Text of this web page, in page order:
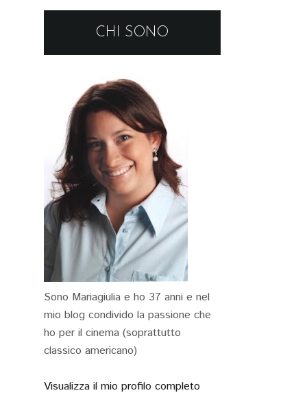
CHI SONO
Sono Mariagiulia e ho 37 anni e nel
mio blog condivido la passione che
ho per il cinema (soprattutto
classico americano)
Visualizza il mio profilo completo